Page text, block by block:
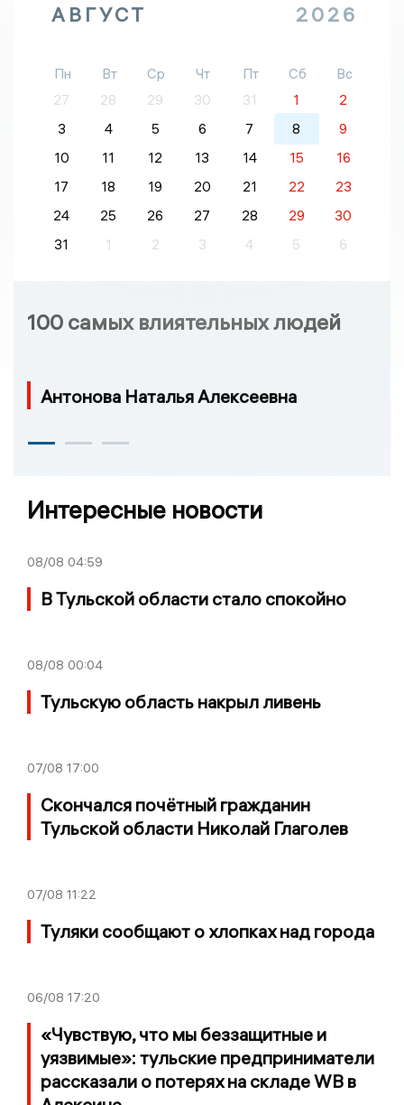
АВГУСТ 2026
Пн Вт Ср Чт Пт Сб
Вс
27
28 29 30 31 1
2
3
4 5 6 7 8
9
10
11 12 13 14 15
16
17
18 19 20 21 22
23
24
25 26 27 28 29
30
31
1 2 3 4 5 6
100 самых влиятельных людей
Антонова Наталья Алексеевна
Интересные новости
08/08 04:59
В Тульской области стало спокойно
08/08 00:04
Тульскую область накрыл ливень
07/08 17:00
Скончался почётный гражданин
Тульской области Николай Глаголев
07/08 11:22
Туляки сообщают о хлопках над города
06/08 17:20
«Чувствую, что мы беззащитные и
уязвимые»: тульские предприниматели
рассказали о потерях на складе WB в